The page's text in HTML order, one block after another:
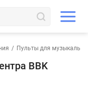
/ Пульты для
BBK